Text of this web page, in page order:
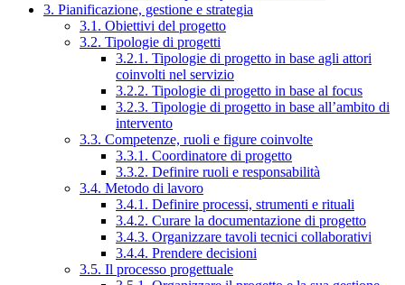
3. Pianificazione, gestione e strategia
3.1. Obiettivi del progetto
3.2. Tipologie di progetti
3.2.1. Tipologie di progetto in base agli attori
coinvolti nel servizio
3.2.2. Tipologie di progetto in base al focus
3.2.3. Tipologie di progetto in base all’ambito di
intervento
3.3. Competenze, ruoli e figure coinvolte
3.3.1. Coordinatore di progetto
3.3.2. Definire ruoli e responsabilità
3.4. Metodo di lavoro
3.4.1. Definire processi, strumenti e rituali
3.4.2. Curare la documentazione di progetto
3.4.3. Organizzare tavoli tecnici collaborativi
3.4.4. Prendere decisioni
3.5. Il processo progettuale